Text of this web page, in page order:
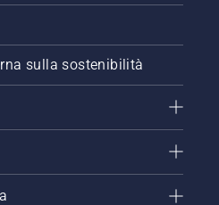
sulla sostenibilità